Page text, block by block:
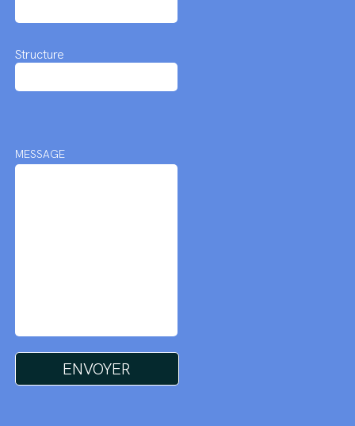
Structure
MESSAGE